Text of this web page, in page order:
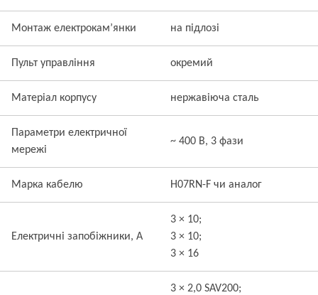
Монтаж електрокам’янки на підлозі
Пульт управління окремий
Матеріал корпусу нержавіюча сталь
Параметри електричної
мережі
~ 400 В, 3 фази
Марка кабелю H07RN-F чи аналог
Електричні запобіжники, А
3 × 10;
3 × 10;
3 × 16
3 × 2,0 SAV200;